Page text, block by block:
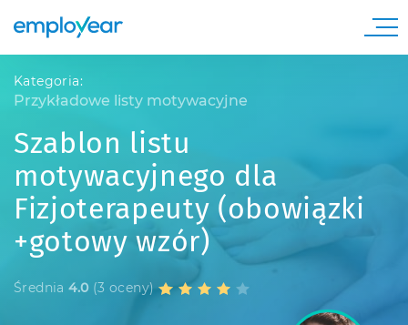
Kategoria:
Przykładowe listy motywacyjne
Szablon listu
motywacyjnego dla
Fizjoterapeuty (obowiązki
+gotowy wzór)
Średnia4.0(3 oceny)